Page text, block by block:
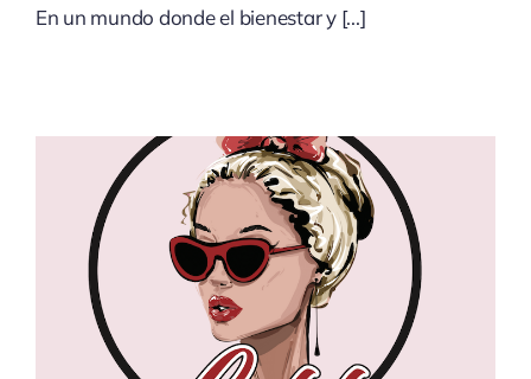
En un mundo donde el bienestar y [...]